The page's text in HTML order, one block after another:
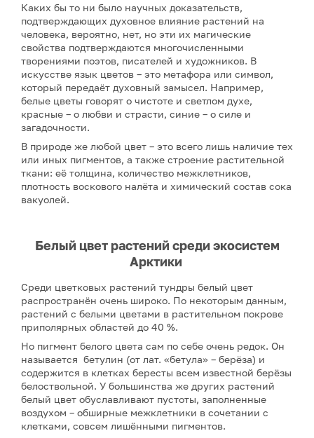
Каких бы то ни было научных доказательств,
подтверждающих духовное влияние растений на
человека, вероятно, нет, но эти их магические
свойства подтверждаются многочисленными
творениями поэтов, писателей и художников. В
искусстве язык цветов – это метафора или символ,
который передаёт духовный замысел. Например,
белые цветы говорят о чистоте и светлом духе,
красные – о любви и страсти, синие – о силе и
загадочности.
В природе же любой цвет – это всего лишь наличие тех
или иных пигментов, а также строение растительной
ткани: её толщина, количество межклетников,
плотность воскового налёта и химический состав сока
вакуолей.
Белый цвет растений среди экосистем
Арктики
Среди цветковых растений тундры белый цвет
распространён очень широко. По некоторым данным,
растений с белыми цветами в растительном покрове
приполярных областей до 40 %.
Но пигмент белого цвета сам по себе очень редок. Он
называется бетулин (от лат. «бетула» – берёза) и
содержится в клетках бересты всем известной берёзы
белоствольной. У большинства же других растений
белый цвет обуславливают пустоты, заполненные
воздухом – обширные межклетники в сочетании с
клетками, совсем лишёнными пигментов.